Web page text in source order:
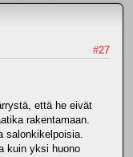
#27
että he eivät
rakentamaan.
salonkikelpoisia.
kuin yksi huono